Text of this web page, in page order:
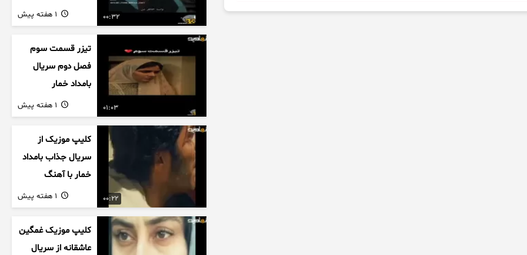
00:32
01:03
تیزر قسمت سوم
فصل دوم سریال
بامداد خمار
00:22
کلیپ موزیک از
سریال جذاب بامداد
خمار با آهنگ
عاشقانه
کلیپ موزیک غمگین
عاشقانه از سریال